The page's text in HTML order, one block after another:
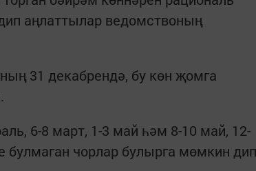
аңлаттылар ведомствоның
31 декабрендә, бу көн җомга
6-8 март, 1-3 май һәм 8-10 май, 12-
булмаган чорлар булырга мөмкин дип